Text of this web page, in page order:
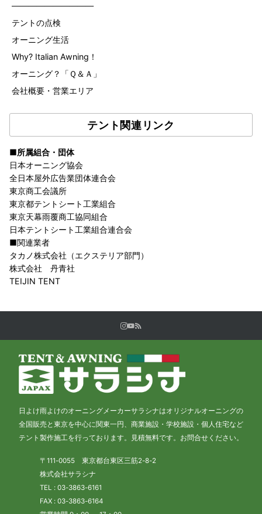
——————————
テントの点検
オーニング生活
Why? Italian Awning！
オーニング？「Ｑ＆Ａ」
会社概要・営業エリア
テント関連リンク
■所属組合・団体
日本オーニング協会
全日本屋外広告業団体連合会
東京商工会議所
東京都テントシート工業組合
東京天幕雨覆商工協同組合
日本テントシート工業組合連合会
■関連業者
タカノ株式会社（エクステリア部門）
株式会社 丹青社
TEIJIN TENT
日よけ雨よけのオーニングメーカーサラシナはオリジナルオーニングの
全国販売と東京を中心に関東一円、商業施設・学校施設・個人住宅など
テント製作施工を行っております。見積無料です。お問合せください。
〒111-0055 東京都台東区三筋2-8-2
株式会社サラシナ
TEL : 03-3863-6161
FAX : 03-3863-6164